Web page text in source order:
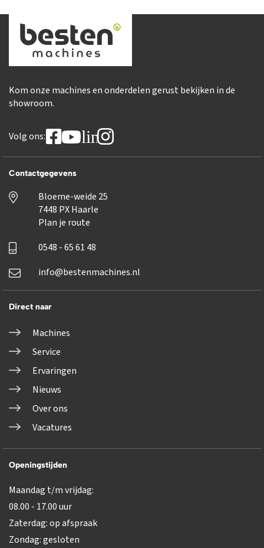
Kom onze machines en onderdelen gerust bekijken in de
showroom.
Volg ons: linkedin
Contactgegevens
Bloeme-weide 25
7448 PX Haarle
Plan je route
0548 - 65 61 48
info@bestenmachines.nl
Direct naar
Machines
Service
Ervaringen
Nieuws
Over ons
Vacatures
Openingstijden
Maandag t/m vrijdag:
08.00 - 17.00 uur
Zaterdag: op afspraak
Zondag: gesloten